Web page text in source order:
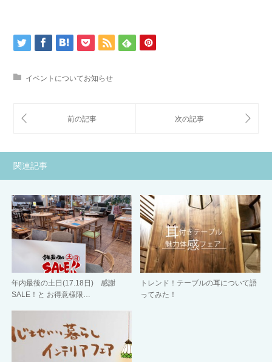
イベントについてお知らせ
関連記事
年内最後の土日(17.18日) 感謝
SALE！と お得意様限…
トレンド！テーブルの耳について語
ってみた！